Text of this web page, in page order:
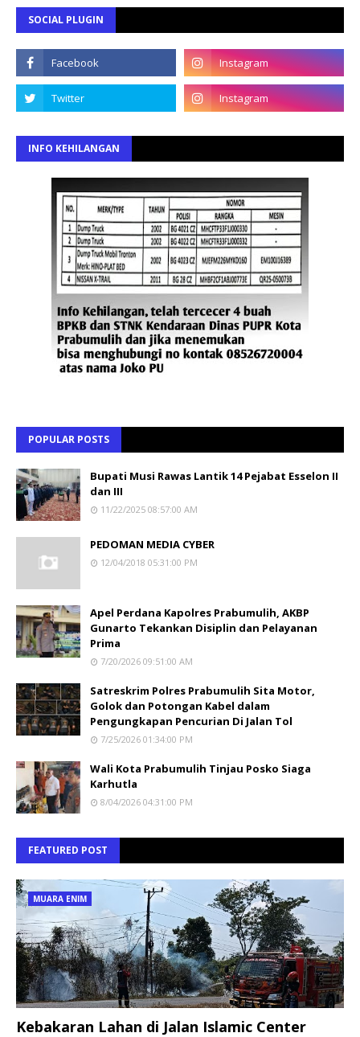
SOCIAL PLUGIN
INFO KEHILANGAN
POPULAR POSTS
Bupati Musi Rawas Lantik 14 Pejabat Esselon II
dan III
11/22/2025 08:57:00 AM
PEDOMAN MEDIA CYBER
12/04/2018 05:31:00 PM
Apel Perdana Kapolres Prabumulih, AKBP
Gunarto Tekankan Disiplin dan Pelayanan
Prima
7/20/2026 09:51:00 AM
Satreskrim Polres Prabumulih Sita Motor,
Golok dan Potongan Kabel dalam
Pengungkapan Pencurian Di Jalan Tol
7/25/2026 01:34:00 PM
Wali Kota Prabumulih Tinjau Posko Siaga
Karhutla
8/04/2026 04:31:00 PM
FEATURED POST
MUARA ENIM
Kebakaran Lahan di Jalan Islamic Center